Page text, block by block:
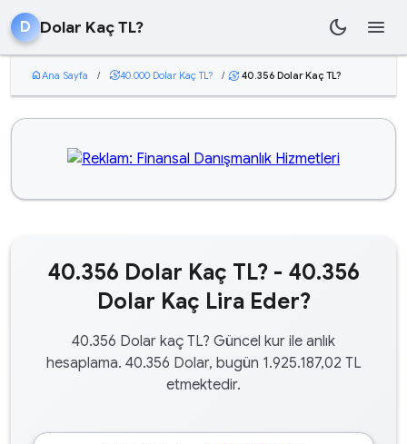
D Dolar Kaç TL? dark_mode menu
homeAna Sayfa / currency_exchange40.000 Dolar Kaç TL? / currency_exchange 40.356 Dolar Kaç TL?
40.356 Dolar Kaç TL? - 40.356
Dolar Kaç Lira Eder?
40.356 Dolar kaç TL? Güncel kur ile anlık
hesaplama. 40.356 Dolar, bugün 1.925.187,02 TL
etmektedir.